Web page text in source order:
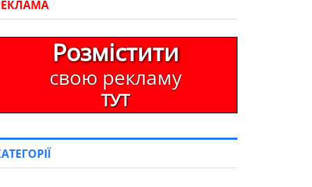
Розмістити
свою рекламу
ТУТ